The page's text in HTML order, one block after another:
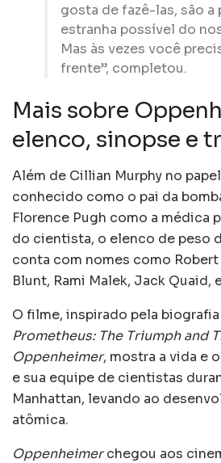
gosta de fazê-las, são a
estranha possível do
Mas às vezes você
frente”, completou.
Mais sobre
elenco, sinopse e
Além de Cillian Murphy no
conhecido como o pai da
Florence Pugh como a médica
do cientista, o elenco de peso
conta com nomes como Robert
Blunt, Rami Malek, Jack Quaid,
O filme, inspirado pela biografia
Prometheus: The Triumph and
Oppenheimer, mostra a vida e
e sua equipe de cientistas
Manhattan, levando ao
atômica.
Oppenheimerchegou aos